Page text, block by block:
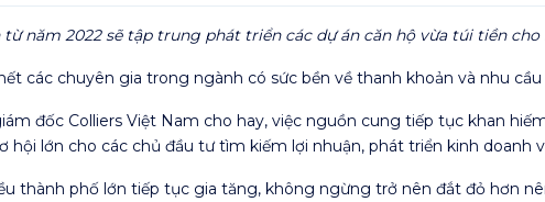
năm 2022 sẽ tập trung phát triển các dự án căn hộ vừa túi tiền
các chuyên gia trong ngành có sức bền về thanh khoản và nhu
đốc Colliers Việt Nam cho hay, việc nguồn cung tiếp tục khan
lớn cho các chủ đầu tư tìm kiếm lợi nhuận, phát triển kinh doanh
thành phố lớn tiếp tục gia tăng, không ngừng trở nên đắt đỏ hơn